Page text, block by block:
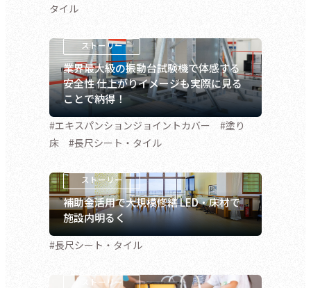
タイル
業界最大級の振動台試験機で体感する
安全性 仕上がりイメージも実際に見る
ことで納得！
#エキスパンションジョイントカバー #塗り
床 #長尺シート・タイル
補助金活用で大規模修繕 LED・床材で
施設内明るく
#長尺シート・タイル